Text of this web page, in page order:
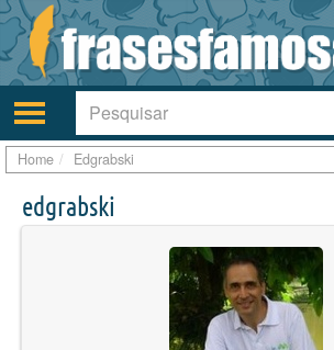
Ativar/desativar
a
navegação
Home Edgrabski
edgrabski